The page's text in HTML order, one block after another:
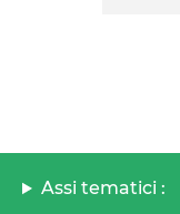
Assi tematici :